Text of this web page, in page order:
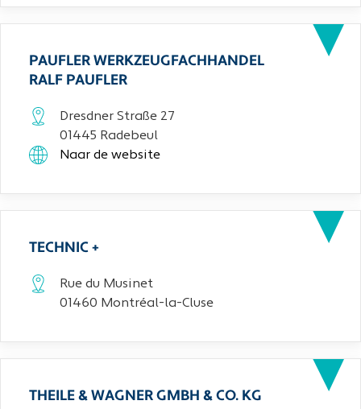
PAUFLER WERKZEUGFACHHANDEL
RALF PAUFLER
Dresdner Straße 27
01445 Radebeul
Naar de website
TECHNIC +
Rue du Musinet
01460 Montréal-la-Cluse
THEILE & WAGNER GMBH & CO. KG